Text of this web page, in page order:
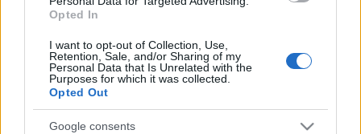
Opted In
I want to opt-out of Collection, Use,
Retention, Sale, and/or Sharing of my
Personal Data that Is Unrelated with the
Purposes for which it was collected.
Opted Out
Google consents
színpadra Miskolcon.
Tóth Ildikó és Dés László Príma
Primissima lett
TörökÁkos